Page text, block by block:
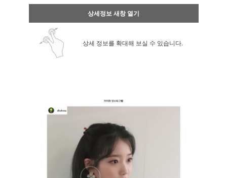
상세정보 새창 열기
상세 정보를 확대해 보실 수 있습니다.